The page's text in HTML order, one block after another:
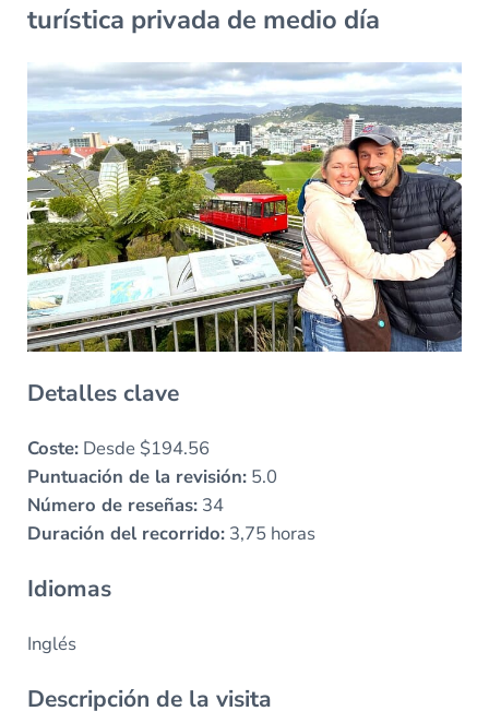
turística privada de medio día
Detalles clave
Coste:Desde $194.56
Puntuación de la revisión:5.0
Número de reseñas:34
Duración del recorrido:3,75 horas
Idiomas
Inglés
Descripción de la visita